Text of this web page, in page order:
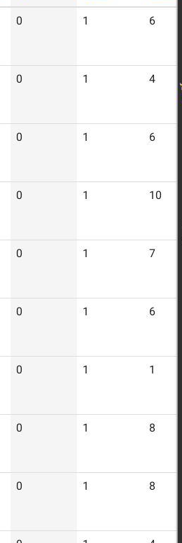
0 1 6
0 1 4
0 1 6
0 1 10
0 1 7
0 1 6
0 1 1
0 1 8
0 1 8